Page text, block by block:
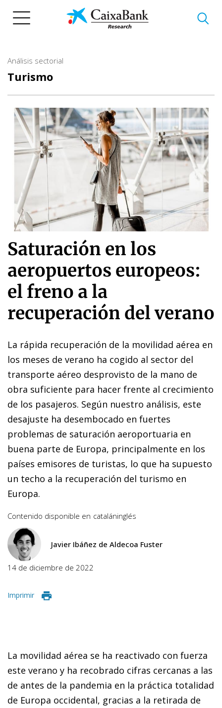
Análisis sectorial
Turismo
Saturación en los
aeropuertos europeos:
el freno a la
recuperación del verano
La rápida recuperación de la movilidad aérea en
los meses de verano ha cogido al sector del
transporte aéreo desprovisto de la mano de
obra suficiente para hacer frente al crecimiento
de los pasajeros. Según nuestro análisis, este
desajuste ha desembocado en fuertes
problemas de saturación aeroportuaria en
buena parte de Europa, principalmente en los
países emisores de turistas, lo que ha supuesto
un techo a la recuperación del turismo en
Europa.
Contenido disponible en cataláninglés
Javier Ibáñez de Aldecoa Fuster
14 de diciembre de 2022
Imprimir
La movilidad aérea se ha reactivado con fuerza
este verano y ha recobrado cifras cercanas a las
de antes de la pandemia en la práctica totalidad
de Europa occidental, gracias a la retirada de